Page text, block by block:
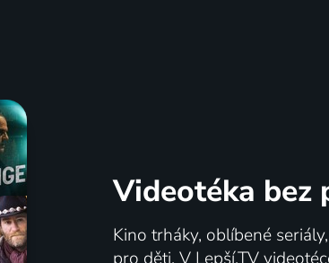
Videotéka bez
Kino trháky, oblíbené